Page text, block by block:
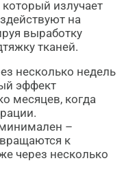
излучает
на
выработку
тканей.
несколько недель
эффект
месяцев, когда
–
к
через несколько